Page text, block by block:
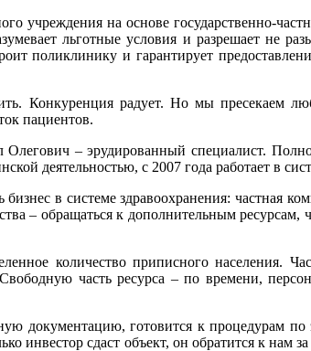
учреждения на основе государственно-
льготные условия и разрешает не
поликлинику и гарантирует
Конкуренция радует. Но мы пресекаем
пациентов.
– эрудированный специалист.
деятельностью, с 2007 года работает в
в системе здравоохранения: частная
– обращаться к дополнительным ресурсам,
количество приписного населения.
часть ресурса – по времени,
документацию, готовится к процедурам
инвестор сдаст объект, он обратится к нам